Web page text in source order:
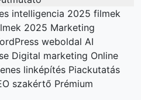
intelligencia 2025 filmek
2025 Marketing
weboldal AI
Digital marketing Online
linképítés Piackutatás
szakértő Prémium